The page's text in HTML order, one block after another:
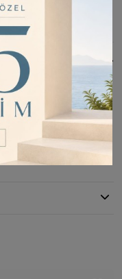
mevsim kullanım için
ile spor ve şık
Tok durur.
eşarp olarak
ürünün satış